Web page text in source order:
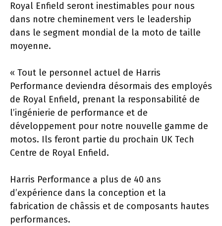
Royal Enfield seront inestimables pour nous
dans notre cheminement vers le leadership
dans le segment mondial de la moto de taille
moyenne.
« Tout le personnel actuel de Harris
Performance deviendra désormais des employés
de Royal Enfield, prenant la responsabilité de
l’ingénierie de performance et de
développement pour notre nouvelle gamme de
motos. Ils feront partie du prochain UK Tech
Centre de Royal Enfield.
Harris Performance a plus de 40 ans
d’expérience dans la conception et la
fabrication de châssis et de composants hautes
performances.